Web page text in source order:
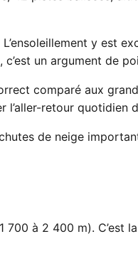
y est
un argument de
comparé aux
retour quotidien
de neige
à 2 400 m). C’est